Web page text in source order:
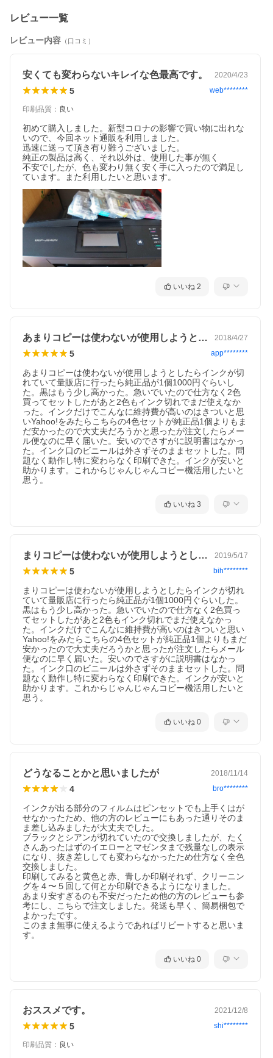
レビュー一覧
レビュー内容 （口コミ）
安くても変わらないキレイな色最高です。 2020/4/23
5 web********
印刷品質 ： 良い
初めて購入しました。新型コロナの影響で買い物に出れな
いので、今回ネット通販を利用しました。
迅速に送って頂き有り難うございました。
純正の製品は高く、それ以外は、使用した事が無く
不安でしたが、色も変わり無く安く手に入ったので満足し
ています。また利用したいと思います。
いいね 2
あまりコピーは使わないが使用しようとし… 2018/4/27
5 app********
あまりコピーは使わないが使用しようとしたらインクが切
れていて量販店に行ったら純正品が1個1000円ぐらいし
た。黒はもう少し高かった。急いでいたので仕方なく2色
買ってセットしたがあと2色もインク切れでまだ使えなか
った。インクだけでこんなに維持費が高いのはきついと思
いYahoo!をみたらこちらの4色セットが純正品1個よりもま
だ安かったので大丈夫だろうかと思ったが注文したらメー
ル便なのに早く届いた。安いのでさすがに説明書はなかっ
た。インク口のビニールは外さずそのままセットした。問
題なく動作し特に変わらなく印刷できた。インクが安いと
助かります。これからじゃんじゃんコピー機活用したいと
思う。
いいね 3
まりコピーは使わないが使用しようとした… 2019/5/17
5 bih********
まりコピーは使わないが使用しようとしたらインクが切れ
ていて量販店に行ったら純正品が1個1000円ぐらいした。
黒はもう少し高かった。急いでいたので仕方なく2色買っ
てセットしたがあと2色もインク切れでまだ使えなかっ
た。インクだけでこんなに維持費が高いのはきついと思い
Yahoo!をみたらこちらの4色セットが純正品1個よりもまだ
安かったので大丈夫だろうかと思ったが注文したらメール
便なのに早く届いた。安いのでさすがに説明書はなかっ
た。インク口のビニールは外さずそのままセットした。問
題なく動作し特に変わらなく印刷できた。インクが安いと
助かります。これからじゃんじゃんコピー機活用したいと
思う。
いいね 0
どうなることかと思いましたが 2018/11/14
4 bro********
インクが出る部分のフィルムはピンセットでも上手くはが
せなかったため、他の方のレビューにもあった通りそのま
ま差し込みましたが大丈夫でした。
ブラックとシアンが切れていたので交換しましたが、たく
さんあったはずのイエローとマゼンタまで残量なしの表示
になり、抜き差ししても変わらなかったため仕方なく全色
交換しました。
印刷してみると黄色と赤、青しか印刷それず、クリーニン
グを４〜５回して何とか印刷できるようになりました。
あまり安すぎるのも不安だったため他の方のレビューも参
考にし、こちらで注文しました。発送も早く、簡易梱包で
よかったです。
このまま無事に使えるようであればリピートすると思いま
す。
いいね 0
おススメです。 2021/12/8
5 shi********
印刷品質 ： 良い